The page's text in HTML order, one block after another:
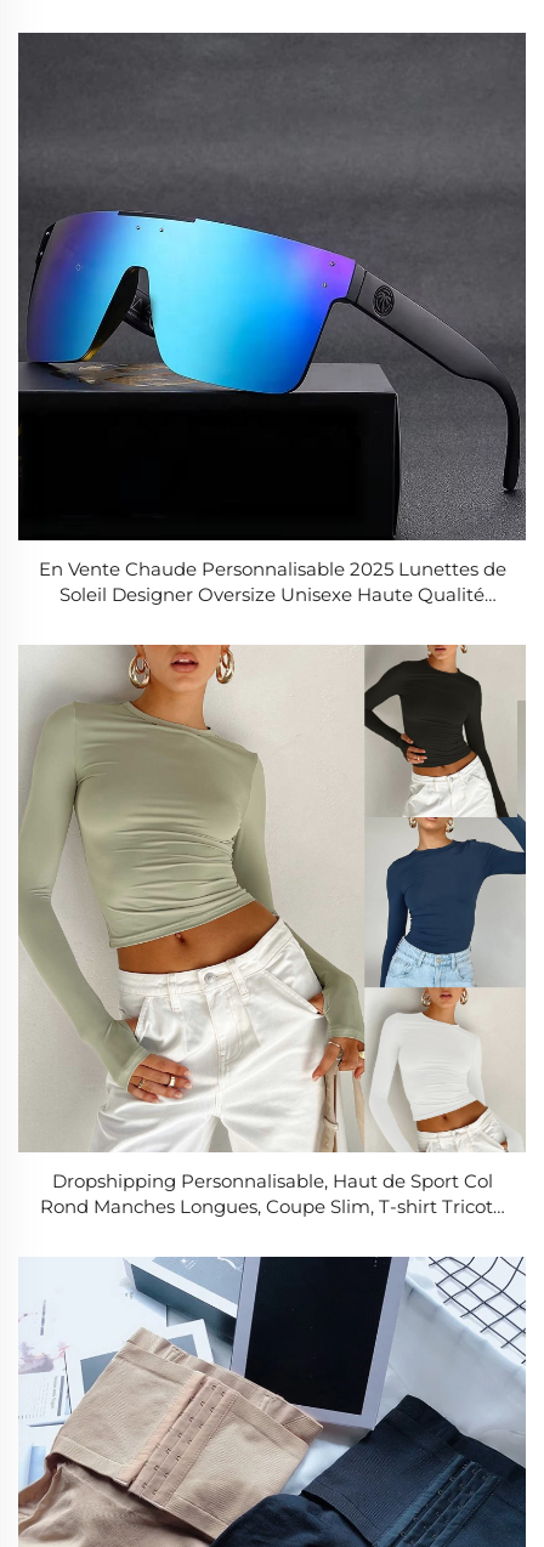
Pieds Nus Chaussons d'Eau
En Vente Chaude Personnalisable 2025 Lunettes de
Soleil Designer Oversize Unisexe Haute Qualité
de Sport Extérieur
Dropshipping Personnalisable, Haut de Sport Col
Rond Manches Longues, Coupe Slim, T-shirt Tricoté